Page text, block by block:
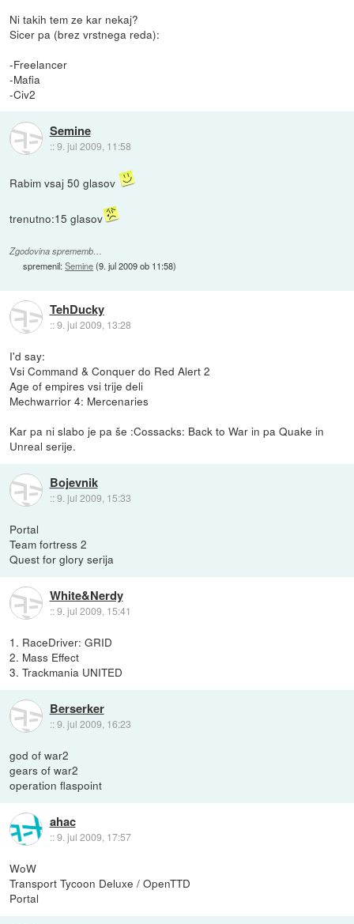
Ni takih tem ze kar nekaj?
Sicer pa (brez vrstnega reda):
-Freelancer
-Mafia
-Civ2
Semine
::9. jul 2009, 11:58
Rabim vsaj 50 glasov
trenutno:15 glasov
Zgodovina sprememb…
spremenil:Semine(9. jul 2009 ob 11:58)
TehDucky
::9. jul 2009, 13:28
I'd say:
Vsi Command & Conquer do Red Alert 2
Age of empires vsi trije deli
Mechwarrior 4: Mercenaries
Kar pa ni slabo je pa še :Cossacks: Back to War in pa Quake in
Unreal serije.
Bojevnik
::9. jul 2009, 15:33
Portal
Team fortress 2
Quest for glory serija
White&Nerdy
::9. jul 2009, 15:41
1. RaceDriver: GRID
2. Mass Effect
3. Trackmania UNITED
Berserker
::9. jul 2009, 16:23
god of war2
gears of war2
operation flaspoint
ahac
::9. jul 2009, 17:57
WoW
Transport Tycoon Deluxe / OpenTTD
Portal